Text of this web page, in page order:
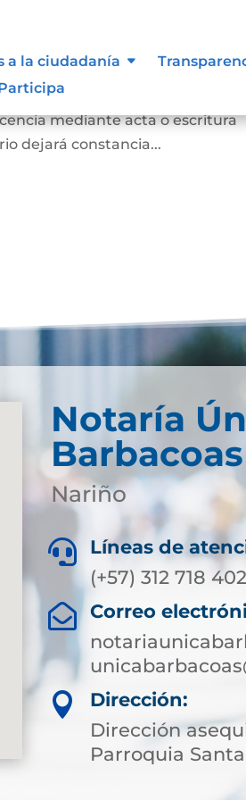
a la ciudadanía
escritura pública
notaría a otorgar una escritura
mediante acta o escritura
dejará constancia...
Notaría
Barbacoas
Nariño

Líneas de
(+57) 312 718

Correo

Dirección:
Dirección
Parroquia